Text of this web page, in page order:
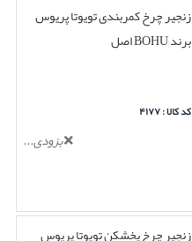
زنجیر چرخ کمربندی تویوتا پریوس
برند BOHU اصل
کد کالا : ۴۱۷۷
بزودی...
زنجیر چرخ یخشکن تویوتا پریوس